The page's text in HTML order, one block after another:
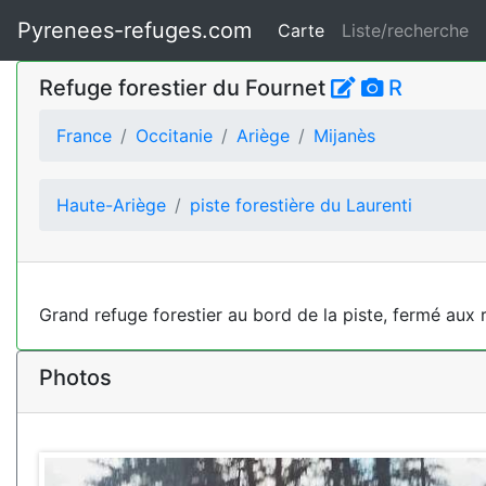
Pyrenees-refuges.com Carte Liste/recherche
Refuge forestier du Fournet R
France Occitanie Ariège Mijanès
Haute-Ariège piste forestière du Laurenti
Grand refuge forestier au bord de la piste, fermé aux
Photos